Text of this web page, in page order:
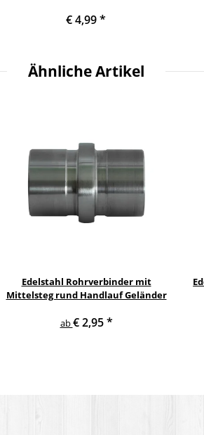
€ 4,99*
Ähnliche Artikel
Edelstahl Rohrverbinder mit
Mittelsteg rund Handlauf Geländer
ab€ 2,95*